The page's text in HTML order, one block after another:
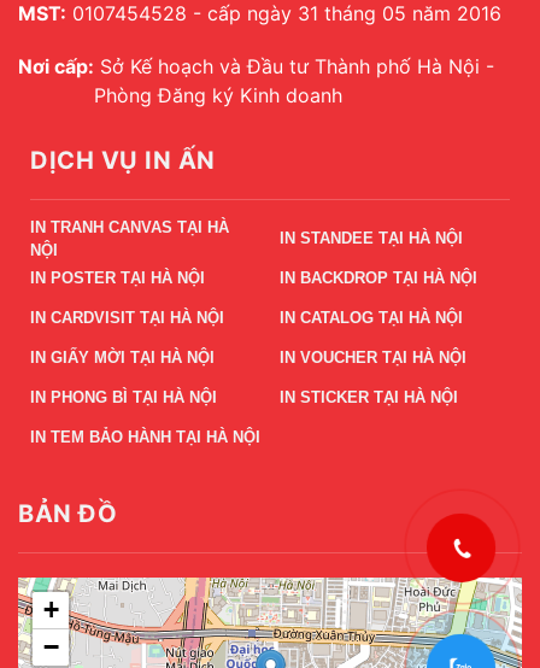
MST: 0107454528 - cấp ngày 31 tháng 05 năm 2016
Nơi cấp: Sở Kế hoạch và Đầu tư Thành phố Hà Nội -
Phòng Đăng ký Kinh doanh
DỊCH VỤ IN ẤN
IN TRANH CANVAS TẠI HÀ
NỘI
IN STANDEE TẠI HÀ NỘI
IN POSTER TẠI HÀ NỘI IN BACKDROP TẠI HÀ NỘI
IN CARDVISIT TẠI HÀ NỘI IN CATALOG TẠI HÀ NỘI
IN GIẤY MỜI TẠI HÀ NỘI IN VOUCHER TẠI HÀ NỘI
IN PHONG BÌ TẠI HÀ NỘI IN STICKER TẠI HÀ NỘI
IN TEM BẢO HÀNH TẠI HÀ NỘI
BẢN ĐỒ
+
−